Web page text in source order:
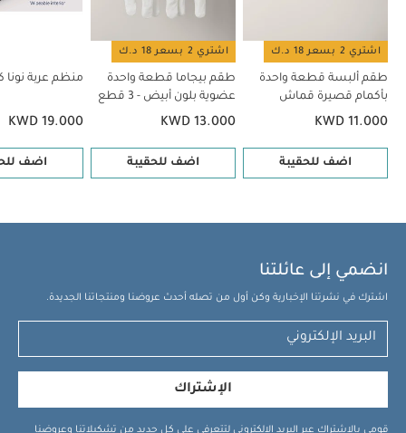
اشتري 2 بسعر 18 د.ك
طقم ألبسة قطعة واحدة
بأكمام قصيرة قماش
عضوي بلون أبيض - 5 قطع
KWD 11.000
اضف للحقيبة
اشتري 2 بسعر 18 د.ك
طقم بيجاما قطعة واحدة
عضوية بلون أبيض - 3 قطع
KWD 13.000
اضف للحقيبة
منظم عربة نونا
KWD 19.000
اضف
انضمي إلى عائلتنا
اشترك في نشرتنا الإخبارية وكن أول من تصله أحدث عروضنا ومنتجاتنا الجديدة.
الإشتراك
قومي بالاشتراك عبر البريد الإلكتروني لتتعرفي على كل جديد من تشكيلاتنا وعروضنا